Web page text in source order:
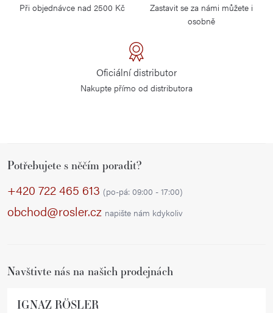
Při objednávce nad 2500 Kč
Zastavit se za námi můžete i
osobně
Oficiální distributor
Nakupte přímo od distributora
Potřebujete s něčím poradit?
+420 722 465 613 (po-pá: 09:00 - 17:00)
obchod@rosler.cz napište nám kdykoliv
Navštivte nás na našich prodejnách
IGNAZ RÖSLER